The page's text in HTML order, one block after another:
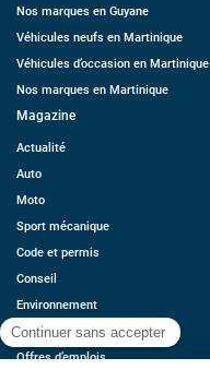
Nos marques en Guyane
Véhicules neufs en Martinique
Véhicules d’occasion en Martinique
Nos marques en Martinique
Magazine
Actualité
Auto
Moto
Sport mécanique
Code et permis
Conseil
Environnement
Économie
Offres d’emplois